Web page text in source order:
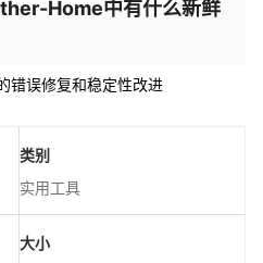
Home中有什么新鲜
错误修复和稳定性改进
类别
实用工具
大小